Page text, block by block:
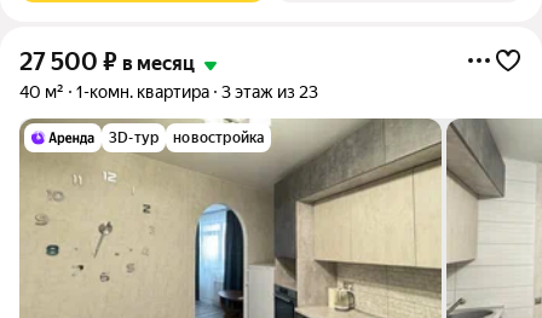
27 500 ₽ в месяц
40 м² 1-комн. квартира 3 этаж из 23
3D-тур новостройка